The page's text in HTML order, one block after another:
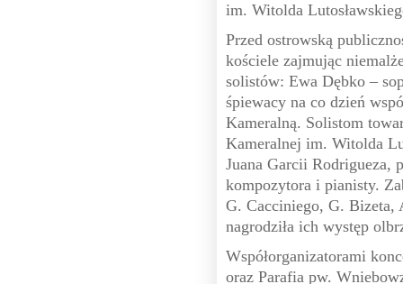
im. Witolda
Przed ostrowską
kościele zajmując
solistów: Ewa Dębko –
śpiewacy na co dzień
Kameralną. Solistom
Kameralnej im. Witolda
Juana Garcii Rodrigueza,
kompozytora i pianisty.
G. Cacciniego, G. Bizeta,
nagrodziła ich występ
Współorganizatorami
oraz Parafia pw.